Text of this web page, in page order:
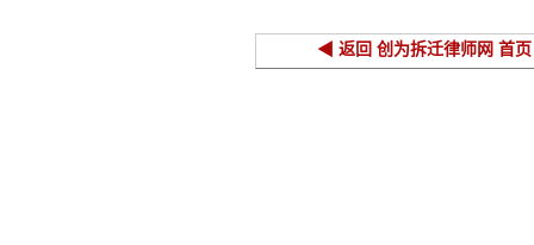
◀ 返回 创为拆迁律师网 首